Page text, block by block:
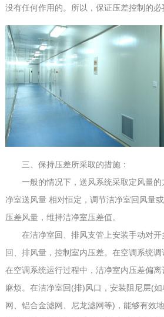
没有任何作用的。所以，保证压差控制的必
三、保持压差所采取的措施：
一般的情况下，送风系统采取定风量的
净室送风量 相对恒定，调节洁净室回风量
压差风量，维持洁净室压差值。
在洁净室回、排风支管上安装手动对开
回、排风量，控制室内压差。在空调系统调
在空调系统运行过程中，洁净室内压差偏
麻烦。在洁净室回(排)风口，安装阻尼层(
网、铝合金滤网、尼龙滤网等)，能够有效